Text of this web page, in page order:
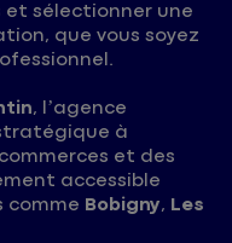
sélectionner une
que vous soyez
, l’agence
à
et des
accessible
comme Bobigny, Les